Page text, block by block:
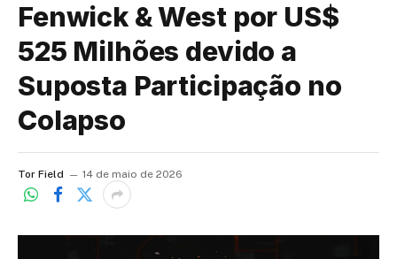
Fenwick & West por US$
525 Milhões devido a
Suposta Participação no
Colapso
Tor Field 14 de maio de 2026